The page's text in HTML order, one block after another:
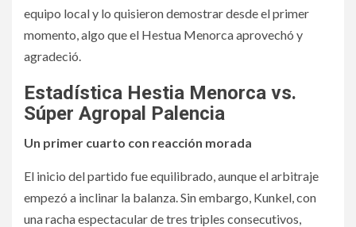
equipo local y lo quisieron demostrar desde el primer
momento, algo que el Hestua Menorca aprovechó y
agradeció.
Estadística Hestia Menorca vs.
Súper Agropal Palencia
Un primer cuarto con reacción morada
El inicio del partido fue equilibrado, aunque el arbitraje
empezó a inclinar la balanza. Sin embargo, Kunkel, con
una racha espectacular de tres triples consecutivos,